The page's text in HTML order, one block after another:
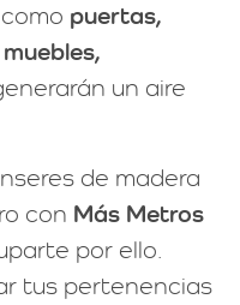
puertas,
un aire
de madera
con Más Metros
por ello.
tus pertenencias